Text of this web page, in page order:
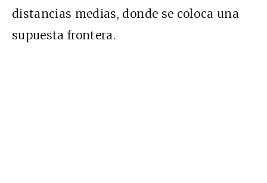
distancias medias, donde se coloca una
supuesta frontera.